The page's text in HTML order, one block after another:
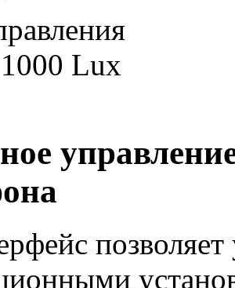
позволяет